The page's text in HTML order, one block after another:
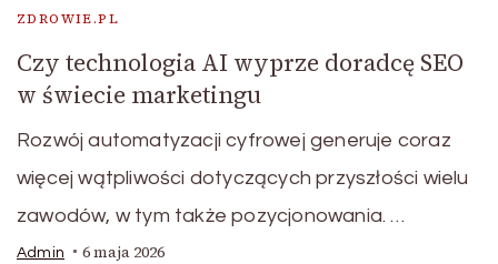
ZDROWIE.PL
Czy technologia AI wyprze doradcę SEO
w świecie marketingu
Rozwój automatyzacji cyfrowej generuje coraz
więcej wątpliwości dotyczących przyszłości wielu
zawodów, w tym także pozycjonowania. …
Admin 6 maja 2026